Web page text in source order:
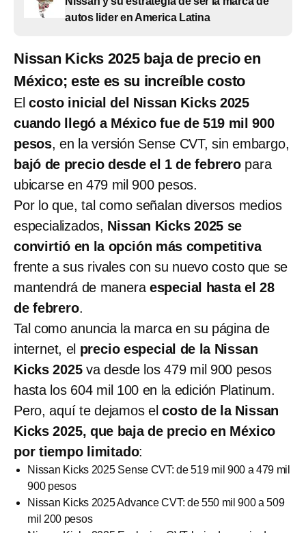
autos lider en America Latina
Nissan Kicks 2025 baja de precio en
México; este es su increíble costo
El costo inicial del Nissan Kicks 2025
cuando llegó a México fue de 519 mil 900
pesos, en la versión Sense CVT, sin embargo,
bajó de precio desde el 1 de febrero para
ubicarse en 479 mil 900 pesos.
Por lo que, tal como señalan diversos medios
especializados, Nissan Kicks 2025 se
convirtió en la opción más competitiva
frente a sus rivales con su nuevo costo que se
mantendrá de manera especial hasta el 28
de febrero.
Tal como anuncia la marca en su página de
internet, el precio especial de la Nissan
Kicks 2025va desde los 479 mil 900 pesos
hasta los 604 mil 100 en la edición Platinum.
Pero, aquí te dejamos el costo de la Nissan
Kicks 2025, que baja de precio en México
por tiempo limitado:
Nissan Kicks 2025 Sense CVT: de 519 mil 900 a 479 mil
900 pesos
Nissan Kicks 2025 Advance CVT: de 550 mil 900 a 509
mil 200 pesos